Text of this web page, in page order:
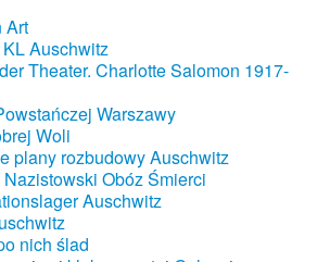
Art
Auschwitz
Theater. Charlotte Salomon 1917-
Warszawy
Woli
plany rozbudowy Auschwitz
Obóz Śmierci
Auschwitz
nich ślad